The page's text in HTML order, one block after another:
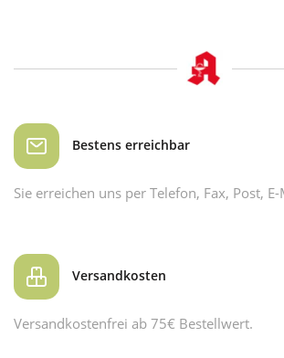
Bestens erreichbar
Sie erreichen uns per Telefon, Fax, Post,
Versandkosten
Versandkostenfrei ab 75€ Bestellwert.